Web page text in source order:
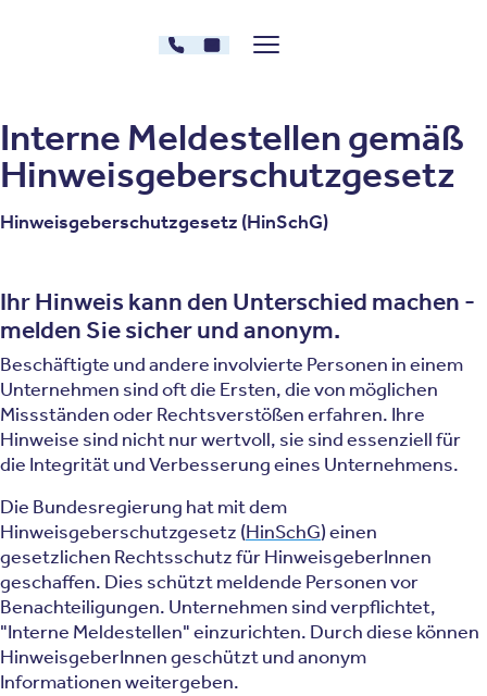
030 - 26478607
Kontakt
Menü zeigen/verstecken
Interne Meldestellen gemäß
Hinweisgeberschutzgesetz
Hinweisgeberschutzgesetz (HinSchG)
Ihr Hinweis kann den Unterschied machen -
melden Sie sicher und anonym.
Beschäftigte und andere involvierte Personen in einem
Unternehmen sind oft die Ersten, die von möglichen
Missständen oder Rechtsverstößen erfahren. Ihre
Hinweise sind nicht nur wertvoll, sie sind essenziell für
die Integrität und Verbesserung eines Unternehmens.
Die Bundesregierung hat mit dem
Hinweisgeberschutzgesetz (HinSchG) einen
gesetzlichen Rechtsschutz für HinweisgeberInnen
geschaffen. Dies schützt meldende Personen vor
Benachteiligungen. Unternehmen sind verpflichtet,
"Interne Meldestellen" einzurichten. Durch diese können
HinweisgeberInnen geschützt und anonym
Informationen weitergeben.